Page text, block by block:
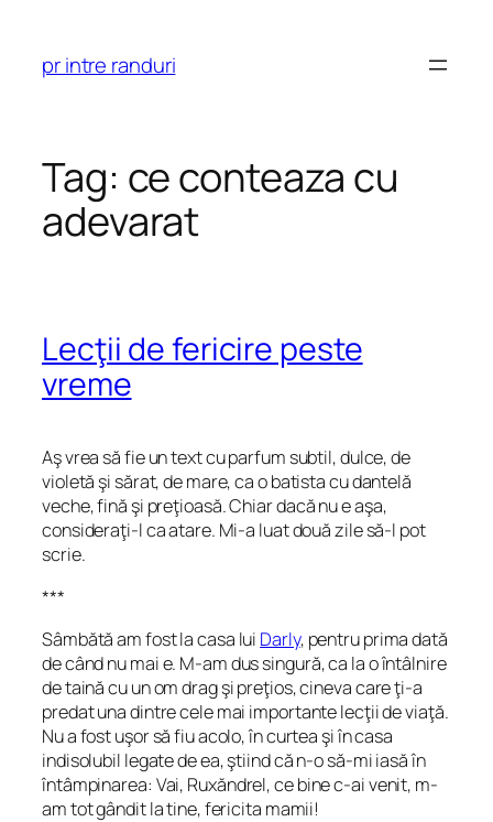
content
pr intre randuri
Tag: ce conteaza cu
adevarat
Lecţii de fericire peste
vreme
Aş vrea să fie un text cu parfum subtil, dulce, de
violetă şi sărat, de mare, ca o batista cu dantelă
veche, fină şi preţioasă.Chiar dacă nu e aşa,
consideraţi-l ca atare. Mi-a luat două zile să-l pot
scrie.
***
Sâmbătă am fost la casa lui Darly, pentru prima dată
de când nu mai e. M-am dus singură, ca la o întâlnire
de taină cu un om drag şi preţios, cineva care ţi-a
predat una dintre cele mai importante lecţii de viaţă.
Nu a fost uşor să fiu acolo, în curtea şi în casa
indisolubil legate de ea, ştiind că n-o să-mi iasă în
întâmpinarea: Vai, Ruxăndrel, ce bine c-ai venit, m-
am tot gândit la tine, fericita mamii!